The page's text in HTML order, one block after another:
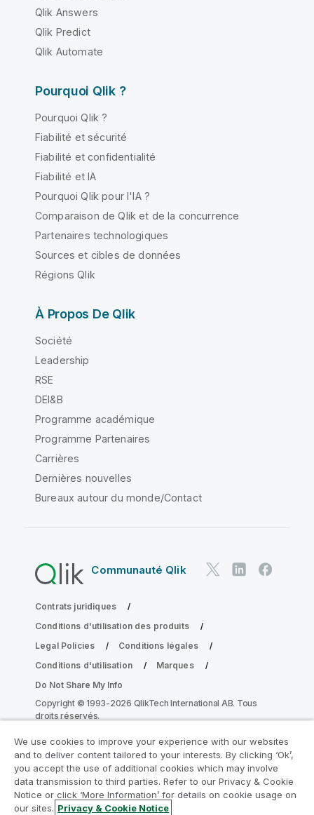
Qlik Answers
Qlik Predict
Qlik Automate
Pourquoi Qlik ?
Pourquoi Qlik ?
Fiabilité et sécurité
Fiabilité et confidentialité
Fiabilité et IA
Pourquoi Qlik pour l'IA ?
Comparaison de Qlik et de la concurrence
Partenaires technologiques
Sources et cibles de données
Régions Qlik
À Propos De Qlik
Société
Leadership
RSE
DEI&B
Programme académique
Programme Partenaires
Carrières
Dernières nouvelles
Bureaux autour du monde/Contact
Communauté Qlik
Contrats juridiques
Conditions d'utilisation des produits
Legal Policies
Conditions légales
Conditions d'utilisation
Marques
Do Not Share My Info
Copyright © 1993-2026 QlikTech International AB. Tous
droits réservés.
Rejoignez le Programme de
modernisation analytique
We use cookies to improve your experience with our websites
and to deliver content tailored to your interests. By clicking ‘Ok’,
you accept the use of additional cookies which may involve
data transmission to third parties. Refer to our Privacy & Cookie
Notice or click ‘More Information’ for details on cookie usage on
our sites. Privacy & Cookie Notice